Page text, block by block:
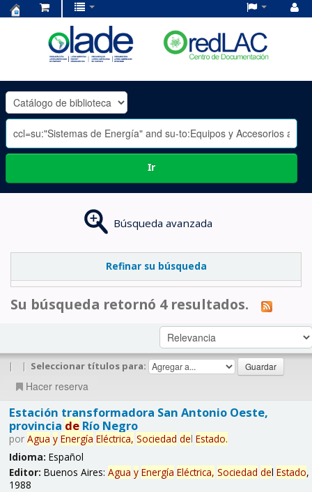
OLADE
-
Ir
Búsqueda avanzada
Refinar su búsqueda
Su búsqueda retornó 4 resultados.
| | Seleccionar títulos para:
Hacer reserva
Estación transformadora San Antonio Oeste,
provincia deRío Negro
por Agua y Energía Eléctrica, Sociedad del Estado.
Idioma: Español
Editor: Buenos Aires: Agua y Energía Eléctrica, Sociedad del Estado,
1988